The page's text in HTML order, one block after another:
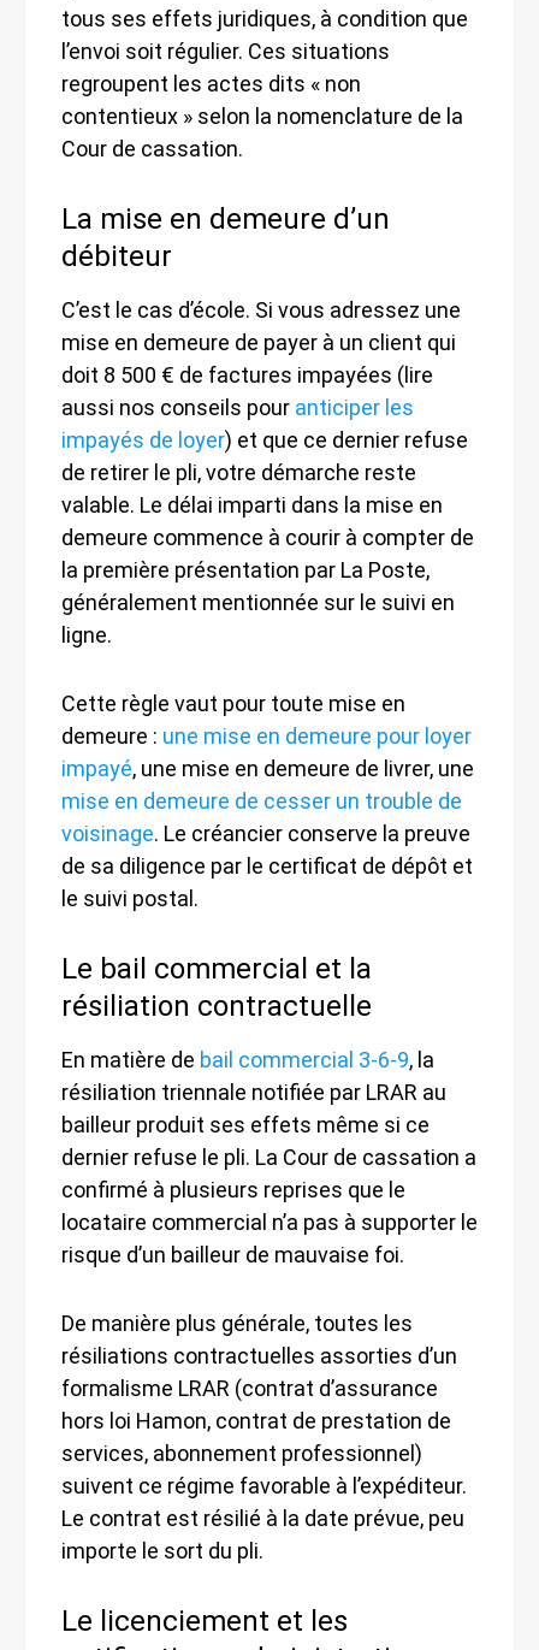
tous ses effets juridiques, à condition que
l’envoi soit régulier. Ces situations
regroupent les actes dits « non
contentieux » selon la nomenclature de la
Cour de cassation.
La mise en demeure d’un
débiteur
C’est le cas d’école. Si vous adressez une
mise en demeure de payer à un client qui
doit 8 500 € de factures impayées (lire
aussi nos conseils pour anticiper les
impayés de loyer) et que ce dernier refuse
de retirer le pli, votre démarche reste
valable. Le délai imparti dans la mise en
demeure commence à courir à compter de
la première présentation par La Poste,
généralement mentionnée sur le suivi en
ligne.
Cette règle vaut pour toute mise en
demeure : une mise en demeure pour loyer
impayé, une mise en demeure de livrer, une
mise en demeure de cesser un trouble de
voisinage. Le créancier conserve la preuve
de sa diligence par le certificat de dépôt et
le suivi postal.
Le bail commercial et la
résiliation contractuelle
En matière de bail commercial 3-6-9, la
résiliation triennale notifiée par LRAR au
bailleur produit ses effets même si ce
dernier refuse le pli. La Cour de cassation a
confirmé à plusieurs reprises que le
locataire commercial n’a pas à supporter le
risque d’un bailleur de mauvaise foi.
De manière plus générale, toutes les
résiliations contractuelles assorties d’un
formalisme LRAR (contrat d’assurance
hors loi Hamon, contrat de prestation de
services, abonnement professionnel)
suivent ce régime favorable à l’expéditeur.
Le contrat est résilié à la date prévue, peu
importe le sort du pli.
Le licenciement et les